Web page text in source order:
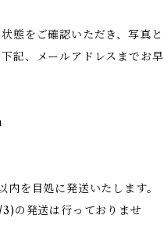
態をご確認いただき、写真と
記、メールアドレスまでお早
を目処に発送いたします。
の発送は行っておりませ